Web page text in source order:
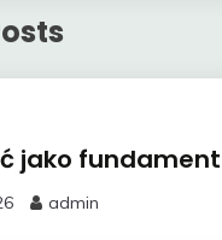
jako
admin